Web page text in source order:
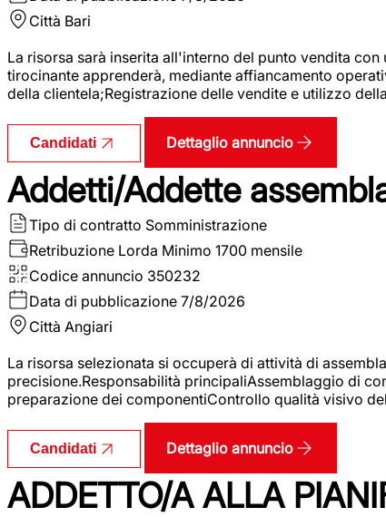
Città Bari
La risorsa sarà inserita all'interno del punto vendita
tirocinante apprenderà, mediante affiancamento
della clientela;Registrazione delle vendite e utilizzo
Candidati Dettaglio annuncio
Addetti/Addette
Tipo di contratto Somministrazione
Retribuzione Lorda Minimo 1700 mensile
Codice annuncio 350232
Data di pubblicazione 7/8/2026
Città Angiari
La risorsa selezionata si occuperà di attività di
precisione.Responsabilità principaliAssemblaggio di
preparazione dei componentiControllo qualità visivo
Candidati Dettaglio annuncio
ADDETTO/A ALLA